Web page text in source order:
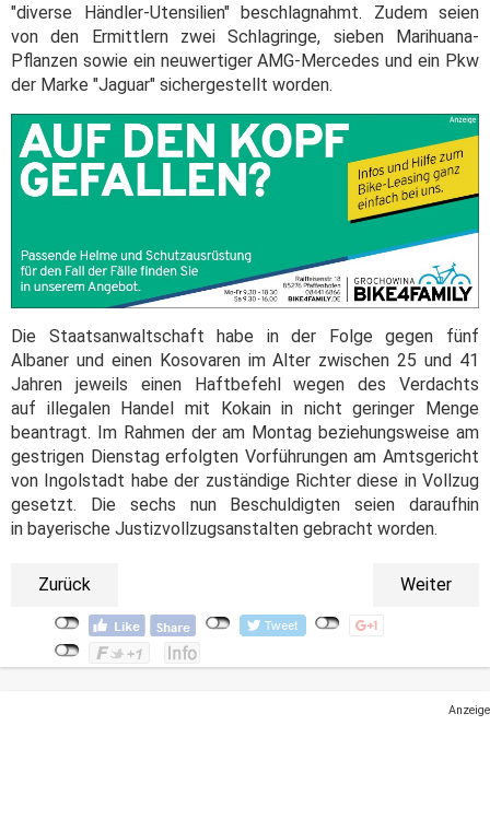
"diverse Händler-Utensilien" beschlagnahmt. Zudem seien
von den Ermittlern zwei Schlagringe, sieben Marihuana-
Pflanzen sowie ein neuwertiger AMG-Mercedes und ein Pkw
der Marke "Jaguar" sichergestellt worden.
Die Staatsanwaltschaft habe in der Folge gegen fünf
Albaner und einen Kosovaren im Alter zwischen 25 und 41
Jahren jeweils einen Haftbefehl wegen des Verdachts
auf illegalen Handel mit Kokain in nicht geringer Menge
beantragt. Im Rahmen der am Montag beziehungsweise am
gestrigen Dienstag erfolgten Vorführungen am Amtsgericht
von Ingolstadt habe der zuständige Richter diese in Vollzug
gesetzt. Die sechs nun Beschuldigten seien daraufhin
in bayerische Justizvollzugsanstalten gebracht worden.
Zurück Weiter
Anzeige